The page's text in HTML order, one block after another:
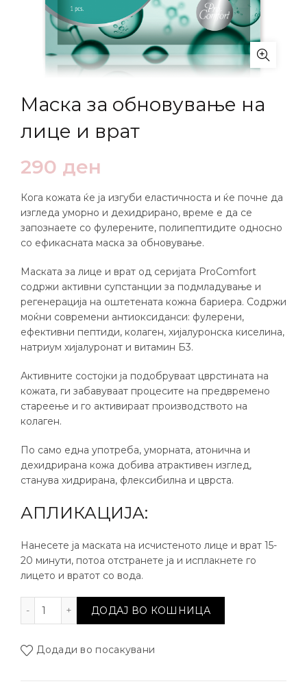
Маска за обновување на
лице и врат
290 ден
Кога кожата ќе ја изгуби еластичноста и ќе почне да
изгледа уморно и дехидрирано, време е да се
запознаете со фулерените, полипептидите односно
со ефикасната маска за обновување.
Маската за лице и врат од серијата ProComfort
содржи активни супстанции за подмладување и
регенерација на оштетената кожна бариера. Содржи
моќни современи антиоксиданси: фулерени,
ефективни пептиди, колаген, хијалуронска киселина,
натриум хијалуронат и витамин Б3.
Активните состојки ја подобруваат цврстината на
кожата, ги забавуваат процесите на предвремено
стареење и го активираат производството на
колаген.
По само една употреба, уморната, атонична и
дехидрирана кожа добива атрактивен изглед,
станува хидрирана, флексибилна и цврста.
АПЛИКАЦИЈА:
Нанесете ја маската на исчистеното лице и врат 15-
20 минути, потоа отстранете ја и исплакнете го
лицето и вратот со вода.
Маска за обновување на лице и врат количина
ДОДАЈ ВО КОШНИЦА
Додади во посакувани